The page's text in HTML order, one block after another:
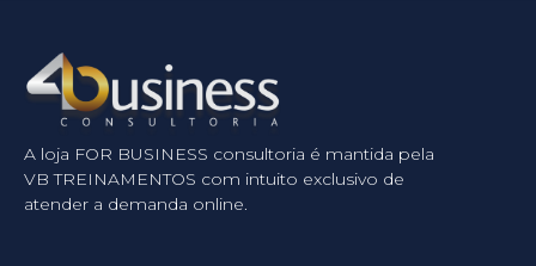
A loja FOR BUSINESS consultoria é mantida pela
VB TREINAMENTOS com intuito exclusivo de
atender a demanda online.